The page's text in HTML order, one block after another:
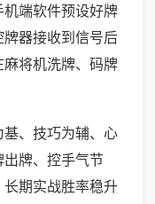
端软件预设好牌
器接收到信号后
将机洗牌、码牌
、技巧为辅、心
牌、控手气节
期实战胜率稳升